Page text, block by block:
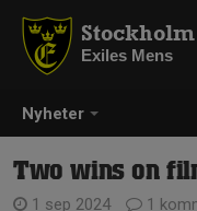
Nyheter
Exiles Mens
Two wins on
1 sep 2024
1